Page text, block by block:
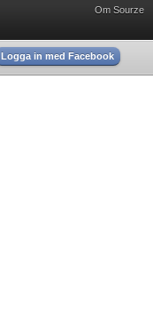
Om Sourze
Logga in med Facebook